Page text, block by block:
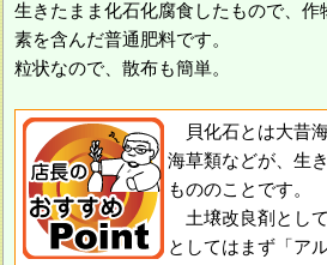
生きたまま化石化腐食したもので、作
素を含んだ普通肥料です。
粒状なので、散布も簡単。
貝化石とは大昔
海草類などが、生
もののことです。
土壌改良剤とし
としてはまず「ア